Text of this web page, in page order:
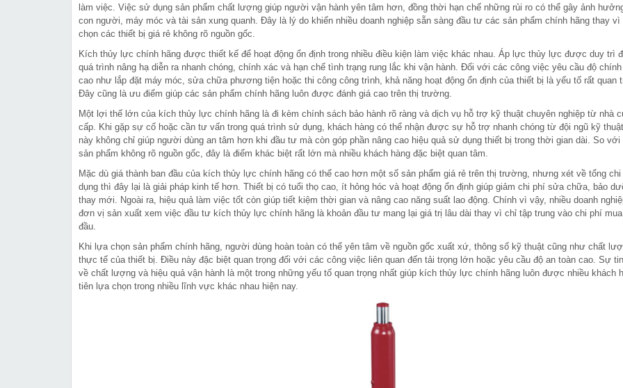
làm việc. Việc sử dụng sản phẩm chất lượng giúp người vận hành yên tâm hơn, đồng thời hạn chế những rủi ro có thể gây ảnh
con người, máy móc và tài sản xung quanh. Đây là lý do khiến nhiều doanh nghiệp sẵn sàng đầu tư các sản phẩm chính hãng thay
chọn các thiết bị giá rẻ không rõ nguồn gốc.
Kích thủy lực chính hãng được thiết kế để hoạt động ổn định trong nhiều điều kiện làm việc khác nhau. Áp lực thủy lực được duy trì
quá trình nâng hạ diễn ra nhanh chóng, chính xác và hạn chế tình trạng rung lắc khi vận hành. Đối với các công việc yêu cầu độ
cao như lắp đặt máy móc, sửa chữa phương tiện hoặc thi công công trình, khả năng hoạt động ổn định của thiết bị là yếu tố rất quan
Đây cũng là ưu điểm giúp các sản phẩm chính hãng luôn được đánh giá cao trên thị trường.
Một lợi thế lớn của kích thủy lực chính hãng là đi kèm chính sách bảo hành rõ ràng và dịch vụ hỗ trợ kỹ thuật chuyên nghiệp từ nhà
cấp. Khi gặp sự cố hoặc cần tư vấn trong quá trình sử dụng, khách hàng có thể nhận được sự hỗ trợ nhanh chóng từ đội ngũ kỹ
này không chỉ giúp người dùng an tâm hơn khi đầu tư mà còn góp phần nâng cao hiệu quả sử dụng thiết bị trong thời gian dài. So với
sản phẩm không rõ nguồn gốc, đây là điểm khác biệt rất lớn mà nhiều khách hàng đặc biệt quan tâm.
Mặc dù giá thành ban đầu của kích thủy lực chính hãng có thể cao hơn một số sản phẩm giá rẻ trên thị trường, nhưng xét về tổng
dụng thì đây lại là giải pháp kinh tế hơn. Thiết bị có tuổi thọ cao, ít hỏng hóc và hoạt động ổn định giúp giảm chi phí sửa chữa, bảo
thay mới. Ngoài ra, hiệu quả làm việc tốt còn giúp tiết kiệm thời gian và nâng cao năng suất lao động. Chính vì vậy, nhiều doanh
đơn vị sản xuất xem việc đầu tư kích thủy lực chính hãng là khoản đầu tư mang lại giá trị lâu dài thay vì chỉ tập trung vào chi phí
đầu.
Khi lựa chọn sản phẩm chính hãng, người dùng hoàn toàn có thể yên tâm về nguồn gốc xuất xứ, thông số kỹ thuật cũng như chất
thực tế của thiết bị. Điều này đặc biệt quan trọng đối với các công việc liên quan đến tải trọng lớn hoặc yêu cầu độ an toàn cao. Sự
về chất lượng và hiệu quả vận hành là một trong những yếu tố quan trọng nhất giúp kích thủy lực chính hãng luôn được nhiều khách
tiên lựa chọn trong nhiều lĩnh vực khác nhau hiện nay.